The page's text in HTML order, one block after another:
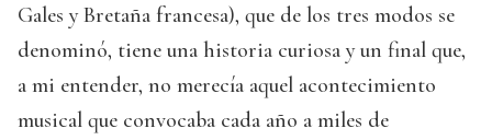
Gales y Bretaña francesa), que de los tres modos se
denominó, tiene una historia curiosa y un final que,
a mi entender, no merecía aquel acontecimiento
musical que convocaba cada año a miles de